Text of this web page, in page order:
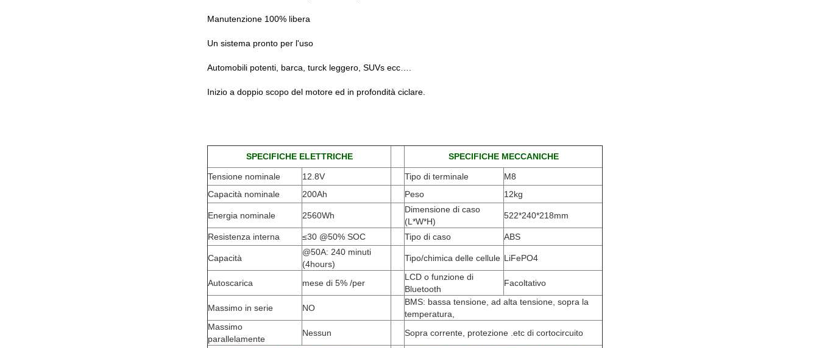
Manutenzione 100% libera
Un sistema pronto per l'uso
Automobili potenti, barca, turck leggero, SUVs ecc….
Inizio a doppio scopo del motore ed in profondità ciclare.
SPECIFICHE ELETTRICHE SPECIFICHE MECCANICHE
Tensione nominale 12.8V Tipo di terminale
M8
Capacità nominale
200Ah Peso 12kg
Energia nominale 2560Wh
Dimensione di caso
(L*W*H)
522*240*218mm
Resistenza interna ≤30 @50% SOC Tipo di caso ABS
Capacità
@50A: 240 minuti
(4hours)
Tipo/chimica delle cellule LiFePO4
Autoscarica mese di 5% /per
LCD o funzione di
Bluetooth
Facoltativo
Massimo in serie NO
BMS: bassa tensione, ad alta tensione, sopra la
temperatura,
Massimo
parallelamente
Nessun Sopra corrente, protezione .etc di cortocircuito